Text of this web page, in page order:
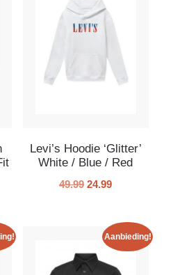
Levi’s Hoodie ‘Glitter’
White / Blue / Red
49.99 24.99
Aanbieding!